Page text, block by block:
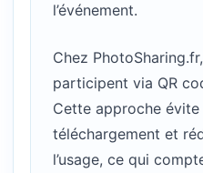
l’événement.
Chez
participent via QR
Cette approche
téléchargement et
l’usage, ce qui